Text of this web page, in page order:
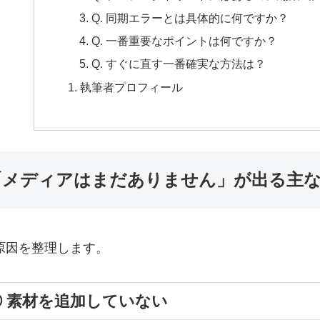
Q. 同期エラーとは具体的に何ですか？
Q. 一番重要なポイントは何ですか？
Q. すぐに直す一番確実な方法は？
執筆者プロフィール
ディアはまだありません」が出る主
因を整理します。
材を追加していない